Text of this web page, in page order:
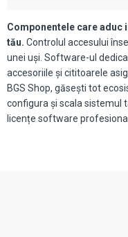
Componentele care
tău. Controlul accesului
unei uși. Software-ul
accesoriile și cititoarele
BGS Shop, găsești tot
configura și scala sistemul
licențe software